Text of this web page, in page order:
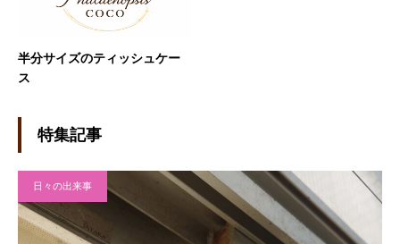
半分サイズのティッシュケー
ス
特集記事
日々の出来事